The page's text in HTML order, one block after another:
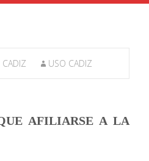
USO CADIZ
AFILIARSE A LA